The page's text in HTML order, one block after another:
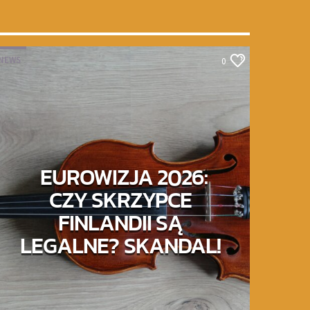
0
EUROWIZJA 2026:
CZY SKRZYPCE
FINLANDII SĄ
LEGALNE? SKANDAL!